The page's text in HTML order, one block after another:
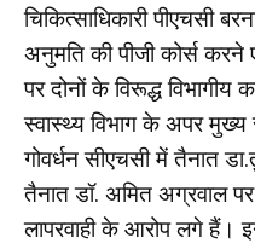
चिकित्साधिकारी पीएचसी
अनुमति की पीजी कोर्स
पर दोनों के विरूद्ध विभागीय
स्वास्थ्य विभाग के अपर
गोवर्धन सीएचसी में तैनात
तैनात डॉ. अमित अग्रवाल
लापरवाही के आरोप लगे हैं।